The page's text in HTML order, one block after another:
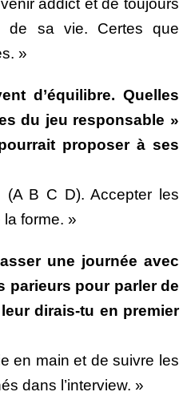
addict et de toujours
de sa vie. Certes que
»
d’équilibre. Quelles
du jeu responsable »
proposer à ses
B C D). Accepter les
forme. »
une journée avec
parieurs pour parler de
dirais-tu en premier
en main et de suivre les
dans l’interview. »